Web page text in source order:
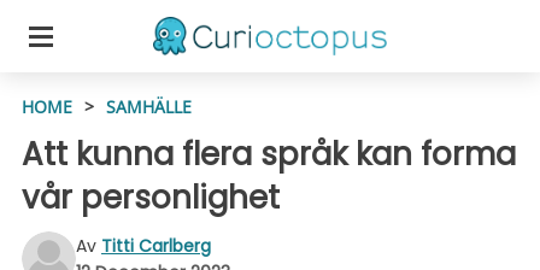
HOME > SAMHÄLLE
Att kunna flera språk kan forma
vår personlighet
Av Titti Carlberg